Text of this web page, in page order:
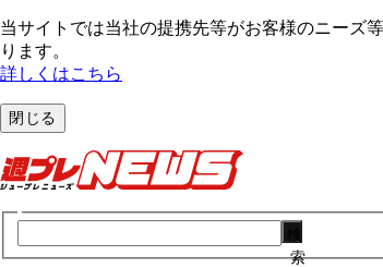
当サイトでは当社の提携先等がお客様のニーズ
ります。
詳しくはこちら
閉じる
索